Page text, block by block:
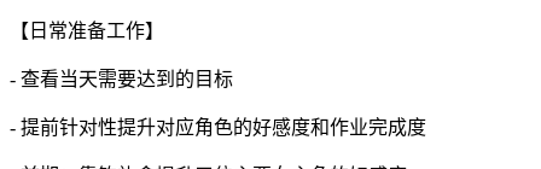
【日常准备工作】
- 查看当天需要达到的目标
- 提前针对性提升对应角色的好感度和作业完成度